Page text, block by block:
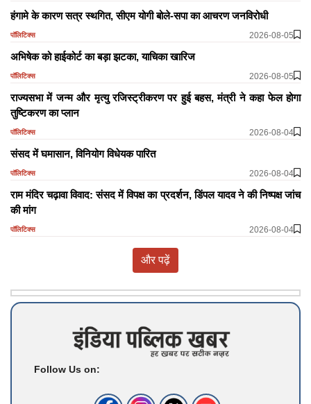
हंगामे के कारण सत्र स्थगित, सीएम योगी बोले-सपा का आचरण जनविरोधी
पॉलिटिक्स 2026-08-05
अभिषेक को हाईकोर्ट का बड़ा झटका, याचिका खारिज
पॉलिटिक्स 2026-08-05
राज्यसभा में जन्म और मृत्यु रजिस्ट्रीकरण पर हुई बहस, मंत्री ने कहा फेल होगा
तुष्टिकरण का प्लान
पॉलिटिक्स 2026-08-04
​​​​​​​संसद में घमासान, विनियोग विधेयक पारित
पॉलिटिक्स 2026-08-04
राम मंदिर चढ़ावा विवाद: संसद में विपक्ष का प्रदर्शन, डिंपल यादव ने की निष्पक्ष जांच
की मांग
पॉलिटिक्स 2026-08-04
और पढ़ें
Follow Us on: